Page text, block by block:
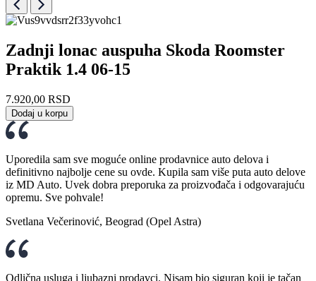
Zadnji lonac auspuha Skoda Roomster
Praktik 1.4 06-15
7.920,00 RSD
Dodaj u korpu
Uporedila sam sve moguće online prodavnice auto delova i
definitivno najbolje cene su ovde. Kupila sam više puta auto delove
iz MD Auto. Uvek dobra preporuka za proizvođača i odgovarajuću
opremu. Sve pohvale!
Svetlana Večerinović, Beograd (Opel Astra)
Odlična usluga i ljubazni prodavci. Nisam bio siguran koji je tačan